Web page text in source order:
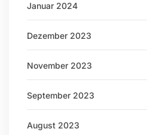
Januar 2024
Dezember 2023
November 2023
September 2023
August 2023